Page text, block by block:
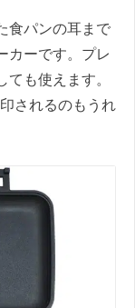
食パンの耳まで
カーです。プレ
も使えます。
されるのもうれ